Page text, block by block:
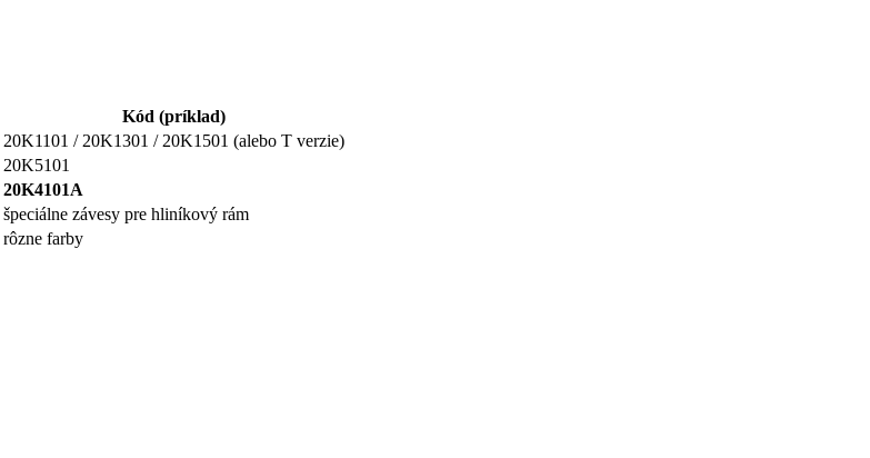
Kód (príklad)
20K1101 / 20K1301 / 20K1501 (alebo T verzie)
20K5101
20K4101A
špeciálne závesy pre hliníkový rám
rôzne farby